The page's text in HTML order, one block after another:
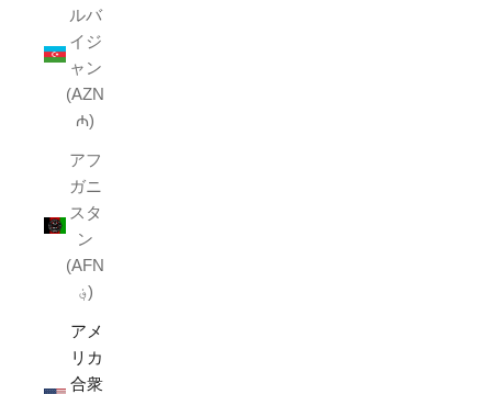
ルバ
イジ
ャン
(AZN
₼)
アフ
ガニ
スタ
ン
(AFN
؋)
アメ
リカ
合衆